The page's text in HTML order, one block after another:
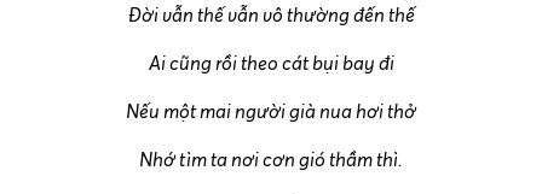
Đời vẫn thế vẫn vô thường đến thế
Ai cũng rồi theo cát bụi bay đi
Nếu một mai người già nua hơi thở
Nhớ tìm ta nơi cơn gió thầm thì.